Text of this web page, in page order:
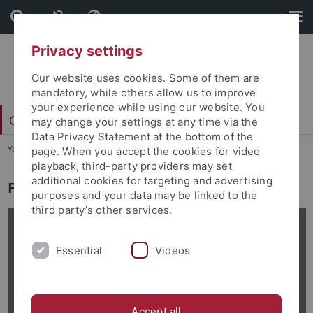
Skip
to
content
Skip
to
footer
Carl Friedrich von Weizsäcker-Zentrum
You are here: Startseite ... Forschungsgebiete
Forschungsschwerpunkte
Privacy settings
Our website uses cookies. Some of them are
mandatory, while others allow us to improve
your experience while using our website. You
may change your settings at any time via the
Data Privacy Statement at the bottom of the
page. When you accept the cookies for video
playback, third-party providers may set
additional cookies for targeting and advertising
purposes and your data may be linked to the
third party’s other services.
Essential Videos